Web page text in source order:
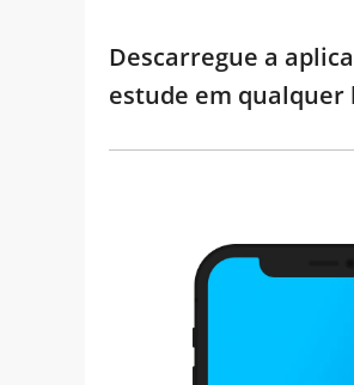
Descarregue a
estude em qualquer